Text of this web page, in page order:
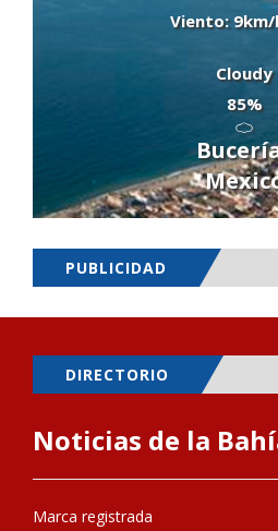
Viento: 9km/
Cloudy
85%
PUBLICIDAD
DIRECTORIO
Noticias de la
Marca registrada